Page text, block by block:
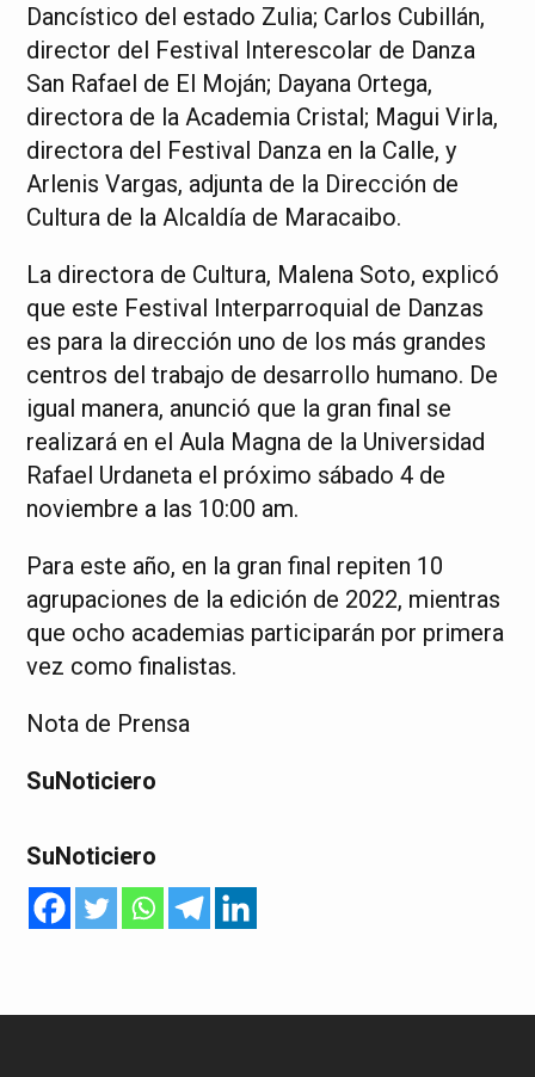
Dancístico del estado Zulia; Carlos Cubillán,
director del Festival Interescolar de Danza
San Rafael de El Moján; Dayana Ortega,
directora de la Academia Cristal; Magui Virla,
directora del Festival Danza en la Calle, y
Arlenis Vargas, adjunta de la Dirección de
Cultura de la Alcaldía de Maracaibo.
La directora de Cultura, Malena Soto, explicó
que este Festival Interparroquial de Danzas
es para la dirección uno de los más grandes
centros del trabajo de desarrollo humano. De
igual manera, anunció que la gran final se
realizará en el Aula Magna de la Universidad
Rafael Urdaneta el próximo sábado 4 de
noviembre a las 10:00 am.
Para este año, en la gran final repiten 10
agrupaciones de la edición de 2022, mientras
que ocho academias participarán por primera
vez como finalistas.
Nota de Prensa
SuNoticiero
SuNoticiero